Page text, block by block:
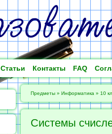
Статьи Контакты FAQ
Предметы » Информатика » 10
Системы